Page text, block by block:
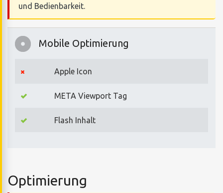
und Bedienbarkeit.
Mobile Optimierung
Apple Icon
META Viewport Tag
Flash Inhalt
Optimierung